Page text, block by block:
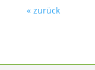
« zurück